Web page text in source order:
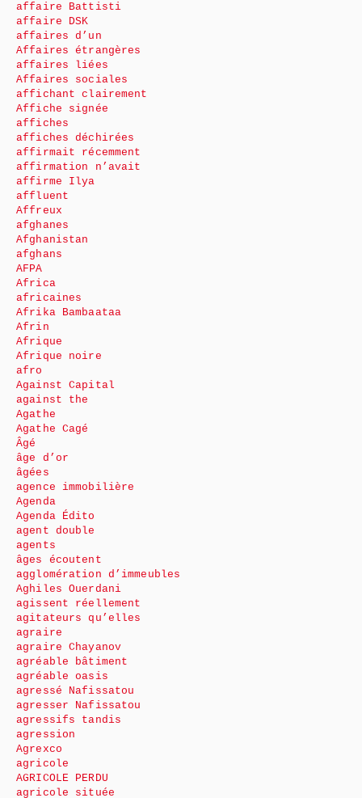
affaire Battisti
affaire DSK
affaires d’un
Affaires étrangères
affaires liées
Affaires sociales
affichant clairement
Affiche signée
affiches
affiches déchirées
affirmait récemment
affirmation n’avait
affirme Ilya
affluent
Affreux
afghanes
Afghanistan
afghans
AFPA
Africa
africaines
Afrika Bambaataa
Afrin
Afrique
Afrique noire
afro
Against Capital
against the
Agathe
Agathe Cagé
Âgé
âge d’or
âgées
agence immobilière
Agenda
Agenda Édito
agent double
agents
âges écoutent
agglomération d’immeubles
Aghiles Ouerdani
agissent réellement
agitateurs qu’elles
agraire
agraire Chayanov
agréable bâtiment
agréable oasis
agressé Nafissatou
agresser Nafissatou
agressifs tandis
agression
Agrexco
agricole
AGRICOLE PERDU
agricole située